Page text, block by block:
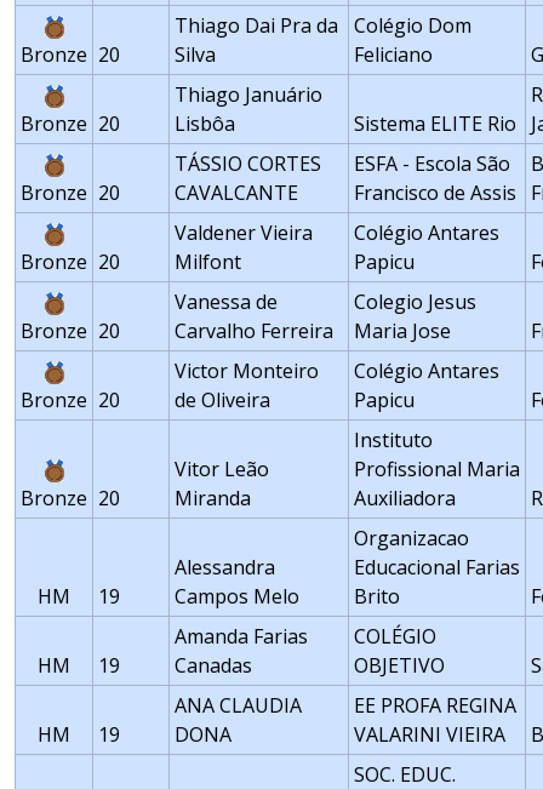
Bronze 20
Thiago Dai Pra da
Silva
Colégio Dom
Feliciano
Bronze 20
Thiago Januário
Lisbôa
Sistema ELITE Rio
Bronze 20
TÁSSIO CORTES
CAVALCANTE
ESFA - Escola São
Francisco de Assis
Bronze 20
Valdener Vieira
Milfont
Colégio Antares
Papicu
Bronze 20
Vanessa de
Carvalho Ferreira
Colegio Jesus
Maria Jose
Bronze 20
Victor Monteiro
de Oliveira
Colégio Antares
Papicu
Bronze 20
Vitor Leão
Miranda
Instituto
Profissional Maria
Auxiliadora
HM 19
Alessandra
Campos Melo
Organizacao
Educacional Farias
Brito
HM 19
Amanda Farias
Canadas
COLÉGIO
OBJETIVO
HM 19
ANA CLAUDIA
DONA
EE PROFA REGINA
VALARINI VIEIRA
SOC. EDUC.